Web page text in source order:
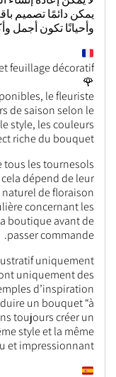
يمكن دائمًا تصميم
وأحيانًا تكون أجمل
🌹
le fleuriste
de saison selon le
style, les couleurs
riche du bouquet.
tous les tournesols
dépend de leur
de floraison.
concernant les
boutique avant de
passer commande.
uniquement.
uniquement des
d’inspiration.
un bouquet “à
toujours créer un
style et la même
et impressionnant.